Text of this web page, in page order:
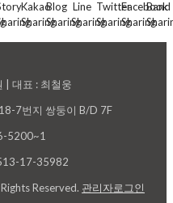
| 대표 : 최철웅
7번지 쌍둥이 B/D 7F
5200~1
17-35982
Reserved. 관리자로그인